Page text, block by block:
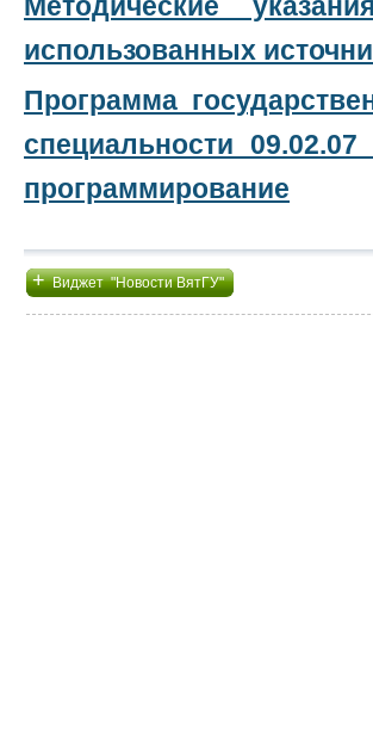
использованных
Программа
специальности
программирование
+Виджет "Новости ВятГУ"